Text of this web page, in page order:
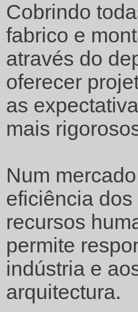
Cobrindo
fabrico e
através do
oferecer
as
mais
Num
eficiência
recursos
permite
indústria e
arquitectura.